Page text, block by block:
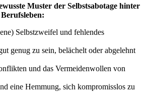
Muster der Selbstsabotage hinter
Selbstzweifel und fehlendes
genug zu sein, belächelt oder abgelehnt
und das Vermeidenwollen von
eine Hemmung, sich kompromisslos zu